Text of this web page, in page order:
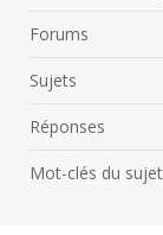
Forums
Sujets
Réponses
Mot-clés du sujet